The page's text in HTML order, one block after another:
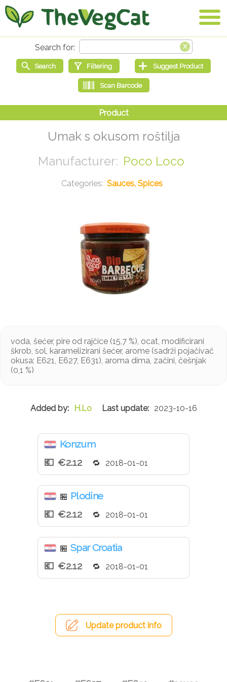
Umak s okusom roštilja
Poco Loco
Sauces, Spices
voda, šećer, pire od rajčice (15,7 %), ocat, modificirani
škrob, sol, karamelizirani šećer, arome (sadrži pojačivač
okusa: E621, E627, E631), aroma dima, začini, češnjak
(0,1 %)
H.Lo 2023-10-16
Konzum
€2.12
2018-01-01
🏪 Plodine
€2.12
2018-01-01
🏪 Spar Croatia
€2.12
2018-01-01
Update product info